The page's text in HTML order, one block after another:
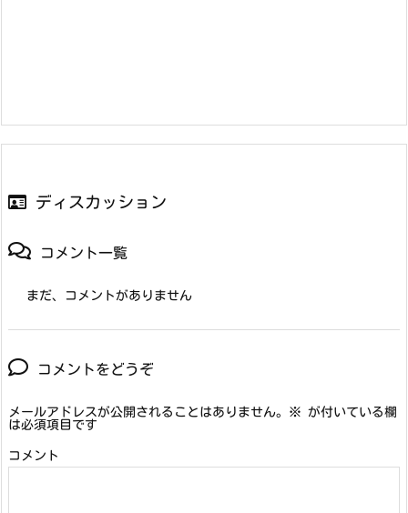
ディスカッション
コメント一覧
まだ、コメントがありません
コメントをどうぞ
メールアドレスが公開されることはありません。 ※ が付いている欄
は必須項目です
コメント